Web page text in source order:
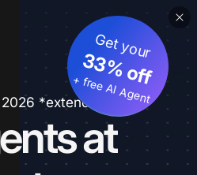
*extended
at
Get your
33% off
+ free AI Agent